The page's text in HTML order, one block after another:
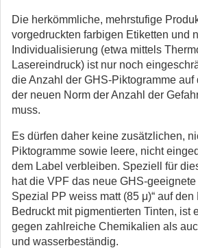
Die herkömmliche, mehrstufige
vorgedruckten farbigen Etiketten und
Individualisierung (etwa mittels
Lasereindruck) ist nur noch
die Anzahl der GHS-Piktogramme auf
der neuen Norm der Anzahl der
muss.
Es dürfen daher keine zusätzlichen,
Piktogramme sowie leere, nicht
dem Label verbleiben. Speziell für
hat die VPF das neue GHS-
Spezial PP weiss matt (85 μ)“ auf den
Bedruckt mit pigmentierten Tinten, ist
gegen zahlreiche Chemikalien als
und wasserbeständig.